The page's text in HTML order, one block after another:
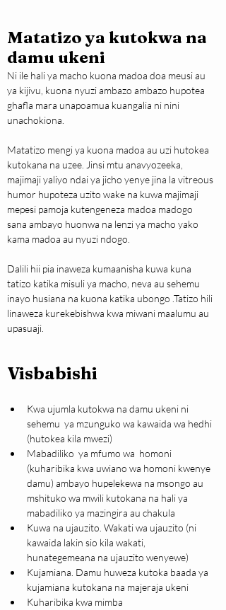
Matatizo ya kutokwa na
damu ukeni
Ni ile hali ya macho kuona madoa doa meusi au
ya kijivu, kuona nyuzi ambazo ambazo hupotea
ghafla mara unapoamua kuangalia ni nini
unachokiona.
Matatizo mengi ya kuona madoa au uzi hutokea
kutokana na uzee. Jinsi mtu anavyozeeka,
majimaji yaliyo ndai ya jicho yenye jina la vitreous
humor hupoteza uzito wake na kuwa majimaji
mepesi pamoja kutengeneza madoa madogo
sana ambayo huonwa na lenzi ya macho yako
kama madoa au nyuzi ndogo.
Dalili hii pia inaweza kumaanisha kuwa kuna
tatizo katika misuli ya macho, neva au sehemu
inayo husiana na kuona katika ubongo .Tatizo hili
linaweza kurekebishwa kwa miwani maalumu au
upasuaji.
Visbabishi
Kwa ujumla kutokwa na damu ukeni ni
sehemu  ya mzunguko wa kawaida wa hedhi
(hutokea kila mwezi)
Mabadiliko  ya mfumo wa  homoni
(kuharibika kwa uwiano wa homoni kwenye
damu) ambayo hupelekewa na msongo au
mshituko wa mwili kutokana na hali ya
mabadiliko ya mazingira au chakula
Kuwa na ujauzito. Wakati wa ujauzito (ni
kawaida lakin sio kila wakati,
hunategemeana na ujauzito wenyewe)
Kujamiana. Damu huweza kutoka baada ya
kujamiana kutokana na majeraja ukeni
Kuharibika kwa mimba